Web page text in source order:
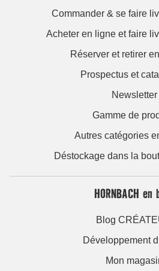
Commander & se faire
Acheter en ligne et faire
Réserver et retirer
Prospectus et
Newsletter
Gamme de
Autres catégories
Déstockage dans la
HORNBACH
Blog
Développement
Mon